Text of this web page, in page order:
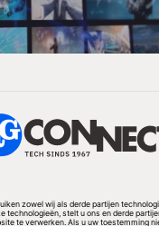
financiële en